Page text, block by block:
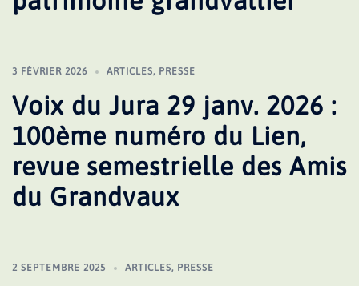
3 FÉVRIER 2026 ARTICLES, PRESSE
Voix du Jura 29 janv. 2026 :
100ème numéro du Lien,
revue semestrielle des Amis
du Grandvaux
2 SEPTEMBRE 2025 ARTICLES, PRESSE